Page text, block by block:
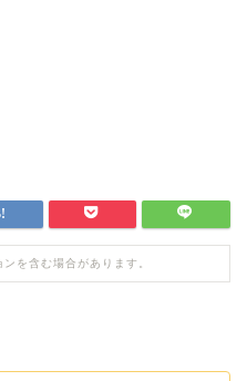
を含む場合があります。